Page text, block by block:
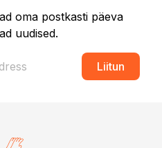
oma postkasti päeva
uudised.
Liitun